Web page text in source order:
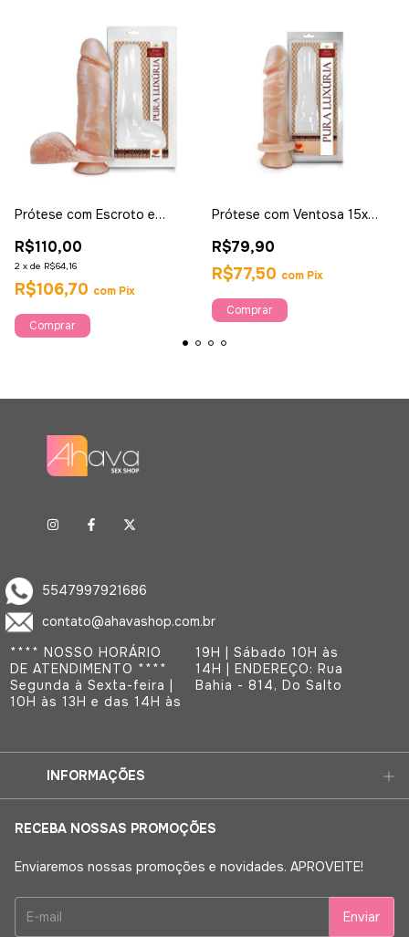
Prótese com Escroto e
Fantasy
R$110,00
2 x de R$64,16
R$106,70 com Pix
Prótese com Ventosa 15x
R$79,90
R$77,50 com Pix
5547997921686
contato@ahavashop.com.br
**** NOSSO HORÁRIO
DE ATENDIMENTO ****
Segunda à Sexta-feira |
10H às 13H e das 14H às
19H | Sábado 10H às
14H | ENDEREÇO: Rua
Bahia - 814, Do Salto
INFORMAÇÕES
RECEBA NOSSAS PROMOÇÕES
Enviaremos nossas promoções e novidades. APROVEITE!